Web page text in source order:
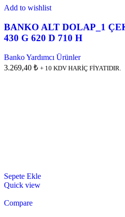
Add to wishlist
BANKO ALT DOLAP_1
430 G 620 D 710 H
Banko Yardımcı Ürünler
3.269,40 ₺ + 10 KDV HARİÇ FİYATIDIR.
Sepete Ekle
Quick view
Compare